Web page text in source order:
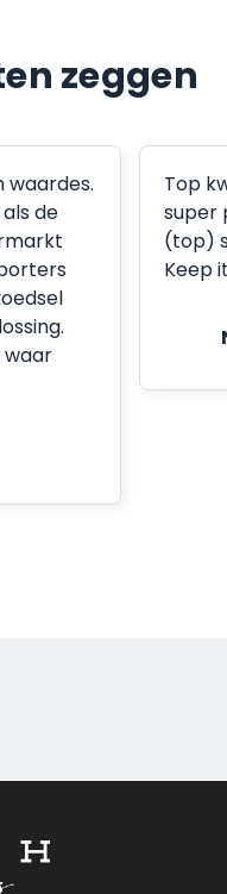
zeggen
waardes.
de
waar
Top
super
(top)
Keep